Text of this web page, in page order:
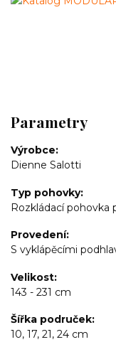
Parametry
Výrobce
Dienne Salotti
Typ pohovky
Rozkládací pohovka
Provedení
S vyklápěcími
Velikost
143 - 231 cm
Šířka područek
10, 17, 21, 24 cm